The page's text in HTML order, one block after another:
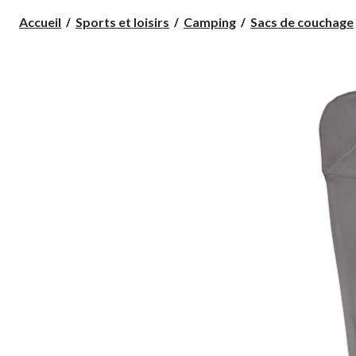
Accueil Sports et loisirs Camping Sacs de couchage